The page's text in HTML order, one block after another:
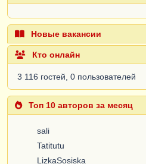
Новые вакансии
Кто онлайн
3 116 гостей, 0 пользователей
Топ 10 авторов за месяц
sali
Tatitutu
LizkaSosiska